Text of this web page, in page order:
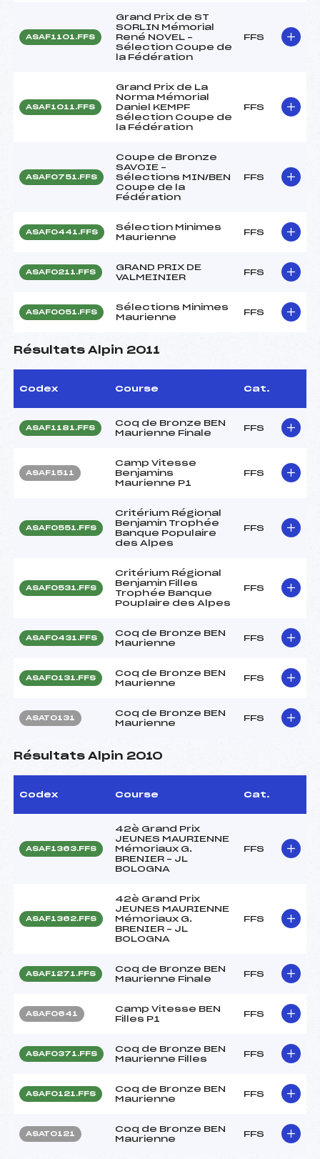
ASAF1101.FFS
Grand Prix de ST
SORLIN Mémorial
René NOVEL –
Sélection Coupe de
la Fédération
FFS
ASAF1011.FFS
Grand Prix de La
Norma Mémorial
Daniel KEMPF
Sélection Coupe de
la Fédération
FFS
ASAF0751.FFS
Coupe de Bronze
SAVOIE –
Sélections MIN/BEN
Coupe de la
Fédération
FFS
ASAF0441.FFS
Sélection Minimes
Maurienne
FFS
ASAF0211.FFS
GRAND PRIX DE
VALMEINIER
FFS
ASAF0051.FFS
Sélections Minimes
Maurienne
FFS
Résultats Alpin 2011
Codex Course Cat.
ASAF1181.FFS
Coq de Bronze BEN
Maurienne Finale
FFS
ASAF1511
Camp Vitesse
Benjamins
Maurienne P1
FFS
ASAF0551.FFS
Critérium Régional
Benjamin Trophée
Banque Populaire
des Alpes
FFS
ASAF0531.FFS
Critérium Régional
Benjamin Filles
Trophée Banque
Pouplaire des Alpes
FFS
ASAF0431.FFS
Coq de Bronze BEN
Maurienne
FFS
ASAF0131.FFS
Coq de Bronze BEN
Maurienne
FFS
ASAT0131
Coq de Bronze BEN
Maurienne
FFS
Résultats Alpin 2010
Codex Course Cat.
ASAF1363.FFS
42è Grand Prix
JEUNES MAURIENNE
Mémoriaux G.
BRENIER – JL
BOLOGNA
FFS
ASAF1362.FFS
42è Grand Prix
JEUNES MAURIENNE
Mémoriaux G.
BRENIER – JL
BOLOGNA
FFS
ASAF1271.FFS
Coq de Bronze BEN
Maurienne Finale
FFS
ASAF0641
Camp Vitesse BEN
Filles P1
FFS
ASAF0371.FFS
Coq de Bronze BEN
Maurienne Filles
FFS
ASAF0121.FFS
Coq de Bronze BEN
Maurienne
FFS
ASAT0121
Coq de Bronze BEN
Maurienne
FFS